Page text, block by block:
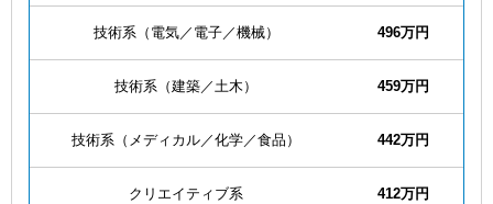
技術系（電気／電子／機械） 496万円
技術系（建築／土木） 459万円
技術系（メディカル／化学／食品） 442万円
クリエイティブ系 412万円